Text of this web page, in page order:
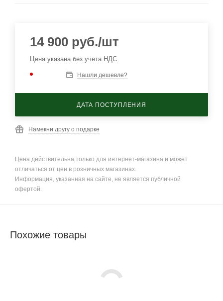
14 900 руб./шт
Цена указана без учета НДС
Нашли дешевле?
ДАТА ПОСТУПЛЕНИЯ
Намекни другу о подарке
Цена действительна только для интернет-магазина и может
отличаться от цен в розничных магазинах.
Информация, указанная на сайте, не является публичной
офертой.
Похожие товары